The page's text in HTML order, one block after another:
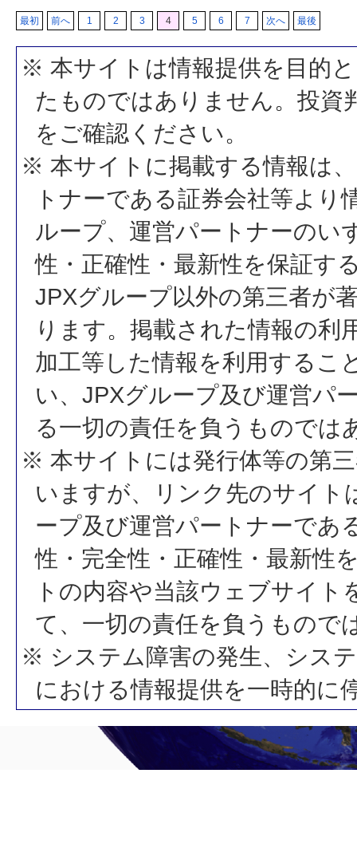
最初 前へ 1 2 3 4 5 6 7 次へ 最後
※ 本サイトは情報提供を目的
たものではありません。投資
をご確認ください。
※ 本サイトに掲載する情報は
トナーである証券会社等よ
ループ、運営パートナーのい
性・正確性・最新性を保証す
JPXグループ以外の第三者が
ります。掲載された情報の利
加工等した情報を利用するこ
い、JPXグループ及び運営パ
る一切の責任を負うものでは
※ 本サイトには発行体等の第
いますが、リンク先のサイト
ープ及び運営パートナーであ
性・完全性・正確性・最新性
トの内容や当該ウェブサイ
て、一切の責任を負うもので
※ システム障害の発生、シス
における情報提供を一時的に